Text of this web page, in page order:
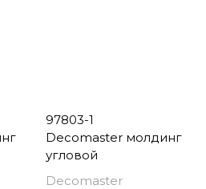
97803-1
Decomaster молдинг
угловой
Decomaster